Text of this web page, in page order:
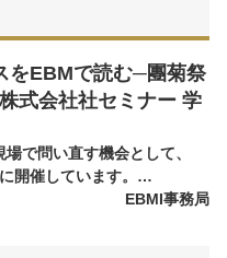
をEBMで読む─團菊祭
式会社社セミナー 学
で問い直す機会として、
開催しています。…
EBMI事務局